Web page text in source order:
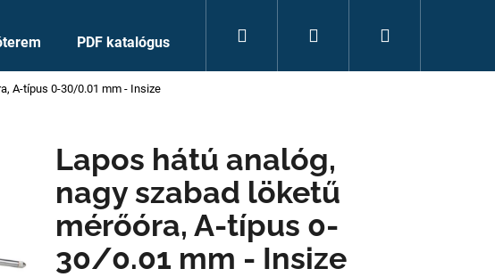
PDF katalógus Keresés Bejelentkezés
A-típus 0-30/0.01 mm - Insize
Lapos hátú analóg,
nagy szabad löketű
mérőóra, A-típus 0-
30/0.01 mm - Insize